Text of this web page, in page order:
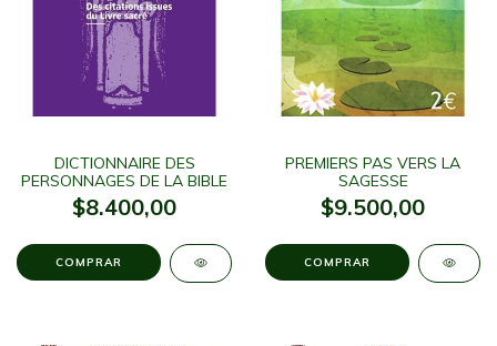
DICTIONNAIRE DES
PERSONNAGES DE LA BIBLE
$8.400,00
PREMIERS PAS VERS LA
SAGESSE
$9.500,00